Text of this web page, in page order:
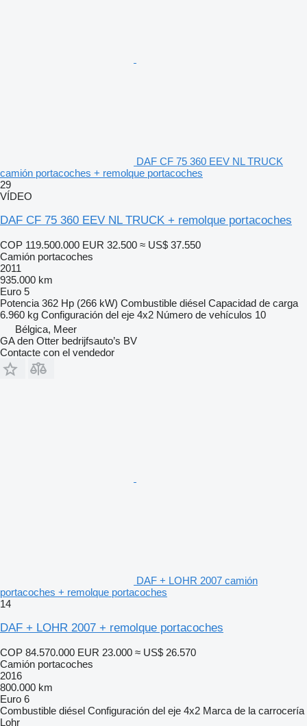
DAF CF 75 360 EEV NL TRUCK
camión portacoches + remolque portacoches
29
VÍDEO
DAF CF 75 360 EEV NL TRUCK + remolque portacoches
COP 119.500.000 EUR 32.500 ≈ US$ 37.550
Camión portacoches
2011
935.000 km
Euro 5
Potencia 362 Hp (266 kW) Combustible diésel Capacidad de carga
6.960 kg Configuración del eje 4x2 Número de vehículos 10
Bélgica, Meer
GA den Otter bedrijfsauto’s BV
Contacte con el vendedor
DAF + LOHR 2007 camión
portacoches + remolque portacoches
14
DAF + LOHR 2007 + remolque portacoches
COP 84.570.000 EUR 23.000 ≈ US$ 26.570
Camión portacoches
2016
800.000 km
Euro 6
Combustible diésel Configuración del eje 4x2 Marca de la carrocería
Lohr